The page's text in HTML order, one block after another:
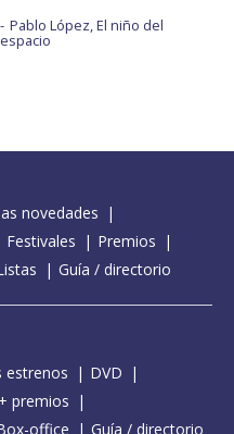
Pablo López, El niño del
espacio
novedades
Festivales
Premios
Guía / directorio
estrenos
DVD
premios
office Guía / directorio